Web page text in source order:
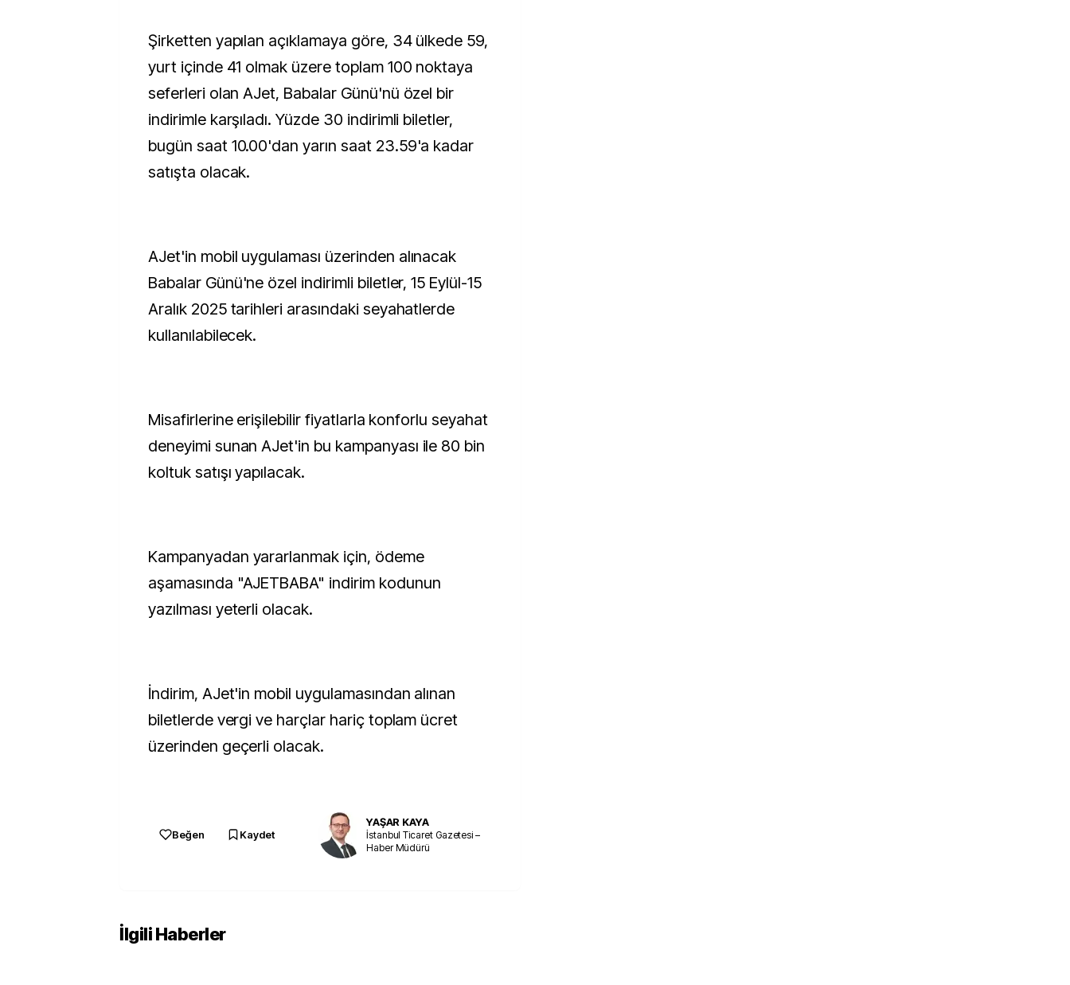
Şirketten yapılan açıklamaya göre, 34 ülkede 59,
yurt içinde 41 olmak üzere toplam 100 noktaya
seferleri olan AJet, Babalar Günü'nü özel bir
indirimle karşıladı. Yüzde 30 indirimli biletler,
bugün saat 10.00'dan yarın saat 23.59'a kadar
satışta olacak.
AJet'in mobil uygulaması üzerinden alınacak
Babalar Günü'ne özel indirimli biletler, 15 Eylül-15
Aralık 2025 tarihleri arasındaki seyahatlerde
kullanılabilecek.
Misafirlerine erişilebilir fiyatlarla konforlu seyahat
deneyimi sunan AJet'in bu kampanyası ile 80 bin
koltuk satışı yapılacak.
Kampanyadan yararlanmak için, ödeme
aşamasında "AJETBABA" indirim kodunun
yazılması yeterli olacak.
İndirim, AJet'in mobil uygulamasından alınan
biletlerde vergi ve harçlar hariç toplam ücret
üzerinden geçerli olacak.
Beğen Kaydet
YAŞAR KAYA
İstanbul Ticaret Gazetesi –
Haber Müdürü
İlgili Haberler